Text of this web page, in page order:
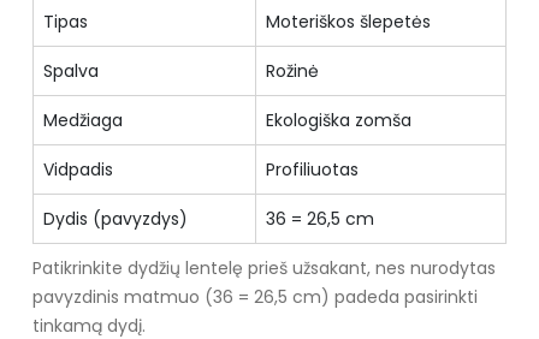
Tipas Moteriškos šlepetės
Spalva Rožinė
Medžiaga Ekologiška zomša
Vidpadis Profiliuotas
Dydis (pavyzdys) 36 = 26,5 cm
Patikrinkite dydžių lentelę prieš užsakant, nes nurodytas
pavyzdinis matmuo (36 = 26,5 cm) padeda pasirinkti
tinkamą dydį.